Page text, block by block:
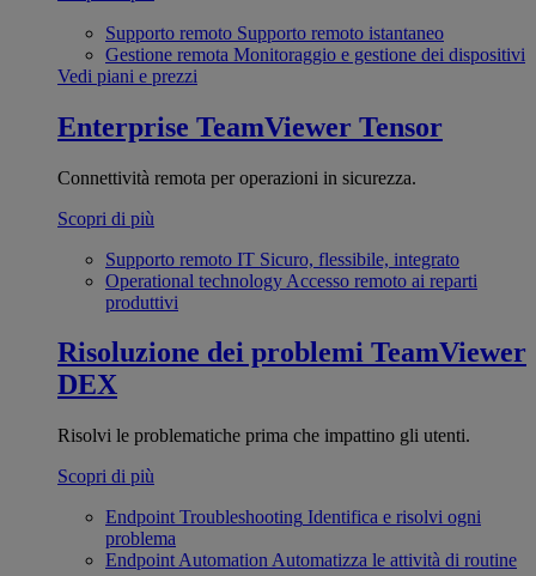
Supporto remoto Supporto remoto istantaneo
Gestione remota Monitoraggio e gestione dei dispositivi
Vedi piani e prezzi
Enterprise TeamViewer Tensor
Connettività remota per operazioni in sicurezza.
Scopri di più
Supporto remoto IT Sicuro, flessibile, integrato
Operational technology Accesso remoto ai reparti
produttivi
Risoluzione dei problemi TeamViewer
DEX
Risolvi le problematiche prima che impattino gli utenti.
Scopri di più
Endpoint Troubleshooting Identifica e risolvi ogni
problema
Endpoint Automation Automatizza le attività di routine